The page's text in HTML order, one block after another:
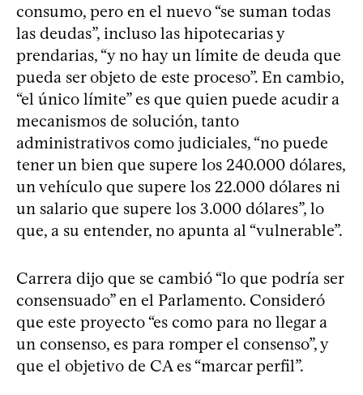
consumo, pero en el nuevo “se suman todas
las deudas”, incluso las hipotecarias y
prendarias, “y no hay un límite de deuda que
pueda ser objeto de este proceso”. En cambio,
“el único límite” es que quien puede acudir a
mecanismos de solución, tanto
administrativos como judiciales, “no puede
tener un bien que supere los 240.000 dólares,
un vehículo que supere los 22.000 dólares ni
un salario que supere los 3.000 dólares”, lo
que, a su entender, no apunta al “vulnerable”.
Carrera dijo que se cambió “lo que podría ser
consensuado” en el Parlamento. Consideró
que este proyecto “es como para no llegar a
un consenso, es para romper el consenso”, y
que el objetivo de CA es “marcar perfil”.